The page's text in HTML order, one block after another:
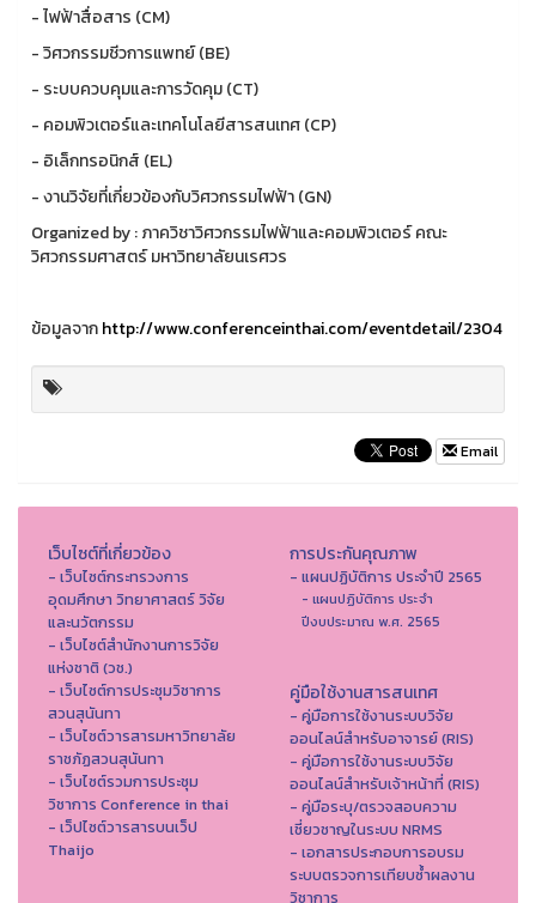
- ไฟฟ้าสื่อสาร (CM)
- วิศวกรรมชีวการแพทย์ (BE)
- ระบบควบคุมและการวัดคุม (CT)
- คอมพิวเตอร์และเทคโนโลยีสารสนเทศ (CP)
- อิเล็กทรอนิกส์ (EL)
- งานวิจัยที่เกี่ยวข้องกับวิศวกรรมไฟฟ้า (GN)
Organized by : ภาควิชาวิศวกรรมไฟฟ้าและคอมพิวเตอร์ คณะ
วิศวกรรมศาสตร์ มหาวิทยาลัยนเรศวร
ข้อมูลจากhttp://www.conferenceinthai.com/eventdetail/2304
Email
เว็บไซต์ที่เกี่ยวข้อง
- เว็บไซต์กระทรวงการ
อุดมศึกษา วิทยาศาสตร์ วิจัย
และนวัตกรรม
- เว็บไซต์สำนักงานการวิจัย
แห่งชาติ (วช.)
- เว็บไซต์การประชุมวิชาการ
สวนสุนันทา
- เว็บไซต์วารสารมหาวิทยาลัย
ราชภัฏสวนสุนันทา
- เว็บไซต์รวมการประชุม
วิชาการ Conference in thai
- เว็ปไซต์วารสารบนเว็ป
Thaijo
การประกันคุณภาพ
- แผนปฏิบัติการ ประจำปี 2565
- แผนปฏิบัติการ ประจำ
ปีงบประมาณ พ.ศ. 2565
คู่มือใช้งานสารสนเทศ
- คู่มือการใช้งานระบบวิจัย
ออนไลน์สำหรับอาจารย์ (RIS)
- คู่มือการใช้งานระบบวิจัย
ออนไลน์สำหรับเจ้าหน้าที่ (RIS)
- คู่มือระบุ/ตรวจสอบความ
เชี่ยวชาญในระบบ NRMS
- เอกสารประกอบการอบรม
ระบบตรวจการเทียบซ้ำผลงาน
วิชาการ